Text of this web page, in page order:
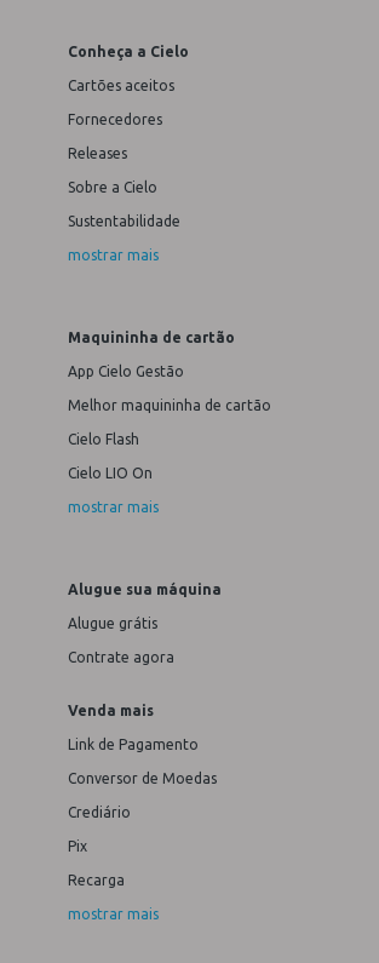
Conheça a Cielo
Cartões aceitos
Fornecedores
Releases
Sobre a Cielo
Sustentabilidade
mostrar mais
Maquininha de cartão
App Cielo Gestão
Melhor maquininha de cartão
Cielo Flash
Cielo LIO On
mostrar mais
Alugue sua máquina
Alugue grátis
Contrate agora
Venda mais
Link de Pagamento
Conversor de Moedas
Crediário
Pix
Recarga
mostrar mais